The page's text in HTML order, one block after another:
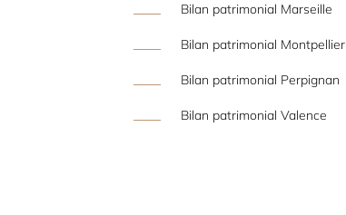
Bilan patrimonial Marseille
Bilan patrimonial Montpellier
Bilan patrimonial Perpignan
Bilan patrimonial Valence